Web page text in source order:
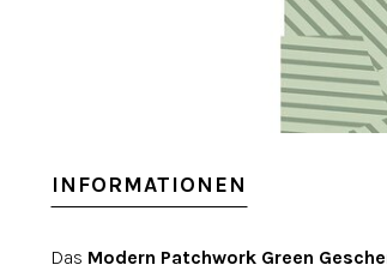
INFORMATIONEN
Das Modern Patchwork Green